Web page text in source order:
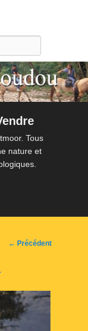
Tous
nature et
Navigation
← Précédent